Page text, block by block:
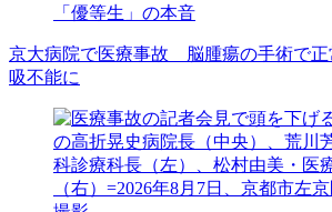
「優等生」の本音
京大病院で医療事故 脳腫瘍の手術で正
吸不能に